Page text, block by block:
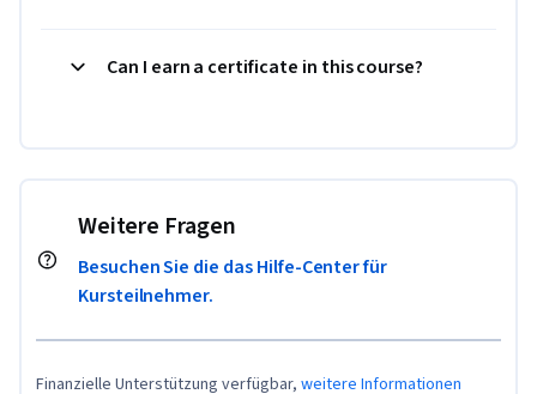
Can I earn a certificate in this course?
Weitere Fragen
Besuchen Sie die das Hilfe-Center für
Kursteilnehmer.
Finanzielle Unterstützung verfügbar, weitere Informationen